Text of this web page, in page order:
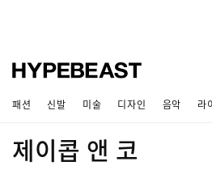
패션 신발 미술 디자인 음악 라
제이콥 앤 코